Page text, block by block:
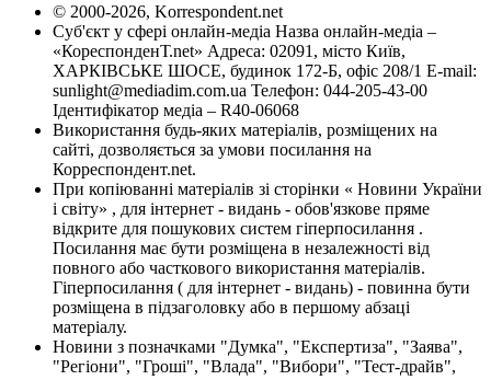
© 2000-2026, Korrespondent.net
Суб'єкт у сфері онлайн-медіа Назва онлайн-медіа –
«КореспонденТ.net» Адреса: 02091, місто Київ,
ХАРКІВСЬКЕ ШОСЕ, будинок 172-Б, офіс 208/1 E-mail:
sunlight@mediadim.com.ua Телефон: 044-205-43-00
Ідентифікатор медіа – R40-06068
Використання будь-яких матеріалів, розміщених на
сайті, дозволяється за умови посилання на
Корреспондент.net.
При копіюванні матеріалів зі сторінки « Новини України
і світу» , для інтернет - видань - обов'язкове пряме
відкрите для пошукових систем гіперпосилання .
Посилання має бути розміщена в незалежності від
повного або часткового використання матеріалів.
Гіперпосилання ( для інтернет - видань) - повинна бути
розміщена в підзаголовку або в першому абзаці
матеріалу.
Новини з позначками "Думка", "Експертиза", "Заява",
"Регіони", "Гроші", "Влада", "Вибори", "Тест-драйв",